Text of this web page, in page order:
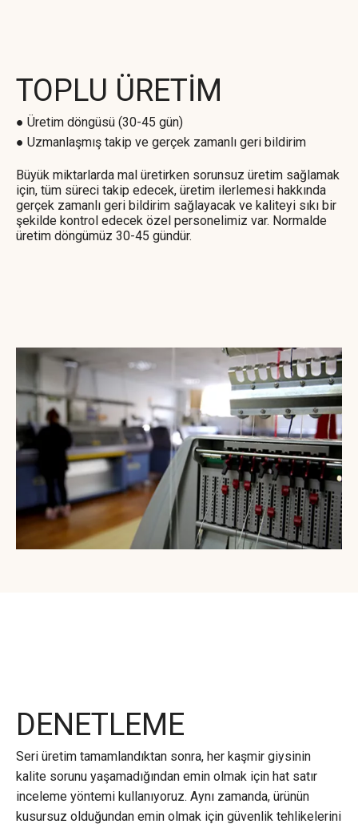
TOPLU ÜRETİM
● Üretim döngüsü (30-45 gün)
● Uzmanlaşmış takip ve gerçek zamanlı geri bildirim
Büyük miktarlarda mal üretirken sorunsuz üretim sağlamak
için, tüm süreci takip edecek, üretim ilerlemesi hakkında
gerçek zamanlı geri bildirim sağlayacak ve kaliteyi sıkı bir
şekilde kontrol edecek özel personelimiz var. Normalde
üretim döngümüz 30-45 gündür.
DENETLEME
Seri üretim tamamlandıktan sonra, her kaşmir giysinin
kalite sorunu yaşamadığından emin olmak için hat satır
inceleme yöntemi kullanıyoruz. Aynı zamanda, ürünün
kusursuz olduğundan emin olmak için güvenlik tehlikelerini